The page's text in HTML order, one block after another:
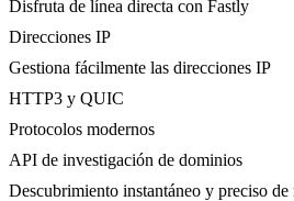
Disfruta de línea directa con Fastly
Direcciones IP
Gestiona fácilmente las direcciones IP
HTTP3 y QUIC
Protocolos modernos
API de investigación de dominios
Descubrimiento instantáneo y preciso